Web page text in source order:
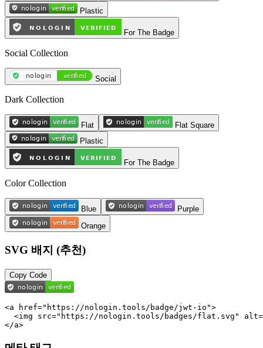
Plastic
For The Badge
Social Collection
Social
Dark Collection
Flat
Flat Square
Plastic
For The Badge
Color Collection
Blue
Purple
Orange
SVG 배지 (추천)
Copy Code
<a href="https://nologin.tools/badge/jwt-io">
<img src="https://nologin.tools/badges/flat.svg"
</a>